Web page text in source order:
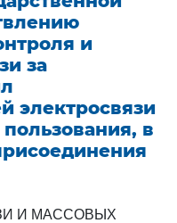
и
за
электросвязи
в
И МАССОВЫХ